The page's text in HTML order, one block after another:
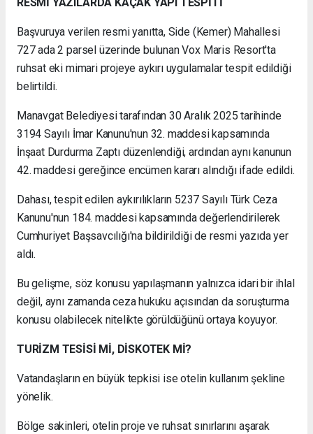
Başvuruya verilen resmi yanıtta, Side (Kemer) Mahallesi
727 ada 2 parsel üzerinde bulunan Vox Maris Resort'ta
ruhsat eki mimari projeye aykırı uygulamalar tespit edildiği
belirtildi.
Manavgat Belediyesi tarafından 30 Aralık 2025 tarihinde
3194 Sayılı İmar Kanunu'nun 32. maddesi kapsamında
İnşaat Durdurma Zaptı düzenlendiği, ardından aynı kanunun
42. maddesi gereğince encümen kararı alındığı ifade edildi.
Dahası, tespit edilen aykırılıkların 5237 Sayılı Türk Ceza
Kanunu'nun 184. maddesi kapsamında değerlendirilerek
Cumhuriyet Başsavcılığı'na bildirildiği de resmi yazıda yer
aldı.
Bu gelişme, söz konusu yapılaşmanın yalnızca idari bir ihlal
değil, aynı zamanda ceza hukuku açısından da soruşturma
konusu olabilecek nitelikte görüldüğünü ortaya koyuyor.
TURİZM TESİSİ Mİ, DİSKOTEK Mİ?
Vatandaşların en büyük tepkisi ise otelin kullanım şekline
yönelik.
Bölge sakinleri, otelin proje ve ruhsat sınırlarını aşarak